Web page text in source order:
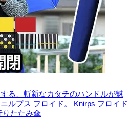
る、斬新なカタチのハンドルが魅
ルプス フロイド。
Knirps フロイド
りたたみ傘